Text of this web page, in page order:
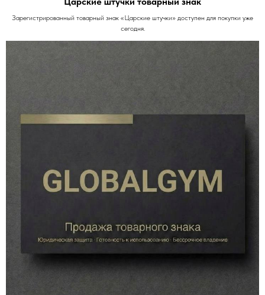
Зарегистрированный товарный знак «Царские штучки» доступен для покупки уже
сегодня.